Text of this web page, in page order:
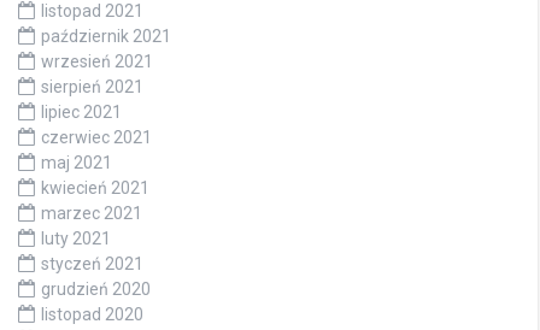
listopad 2021
październik 2021
wrzesień 2021
sierpień 2021
lipiec 2021
czerwiec 2021
maj 2021
kwiecień 2021
marzec 2021
luty 2021
styczeń 2021
grudzień 2020
listopad 2020